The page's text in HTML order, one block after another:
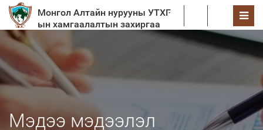
Монгол Алтайн нурууны УТХГ-
ын хамгаалалтын захиргаа
Мэдээ мэдээлэл